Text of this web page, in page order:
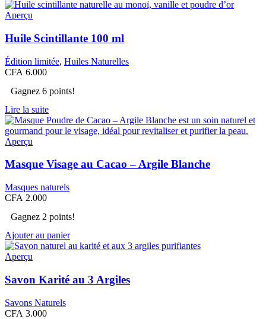
Aperçu
Huile Scintillante 100 ml
Édition limitée, Huiles Naturelles
CFA 6.000
Gagnez 6 points!
Lire la suite
Aperçu
Masque Visage au Cacao – Argile Blanche
Masques naturels
CFA 2.000
Gagnez 2 points!
Ajouter au panier
Aperçu
Savon Karité au 3 Argiles
Savons Naturels
CFA 3.000